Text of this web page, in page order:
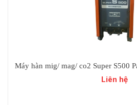
Máy hàn mig/ mag/ co2 Super S500
dụng.
Liên hệ